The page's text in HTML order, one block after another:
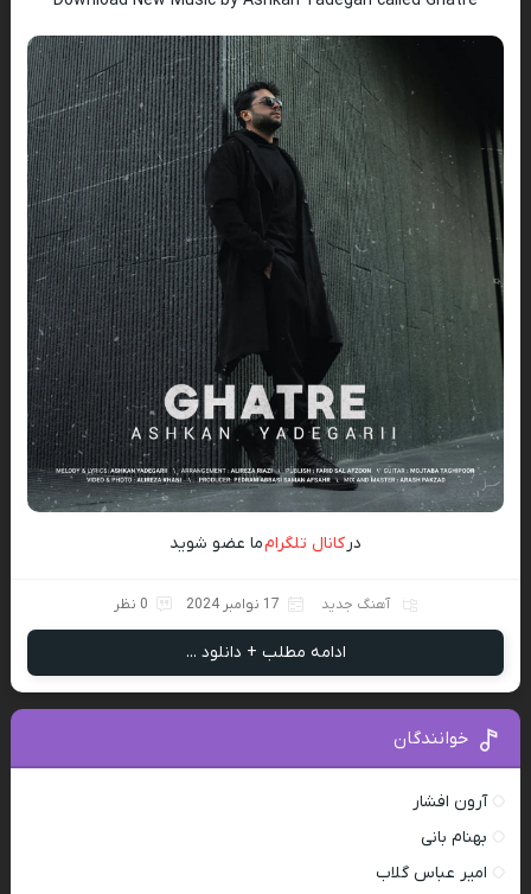
درکانال تلگرامما عضو شوید
آهنگ جدید 17 نوامبر 2024 0 نظر
ادامه مطلب + دانلود ...
خوانندگان
آرون افشار
بهنام بانی
امیر عباس گلاب